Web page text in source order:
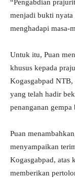
“Pengabdian
menjadi bukti nyata
menghadapi masa-
Untuk itu, Puan
khusus kepada
Kogasgabpad
yang telah hadir
penanganan
Puan
menyampaikan
Kogasgabpad, atas
memberikan